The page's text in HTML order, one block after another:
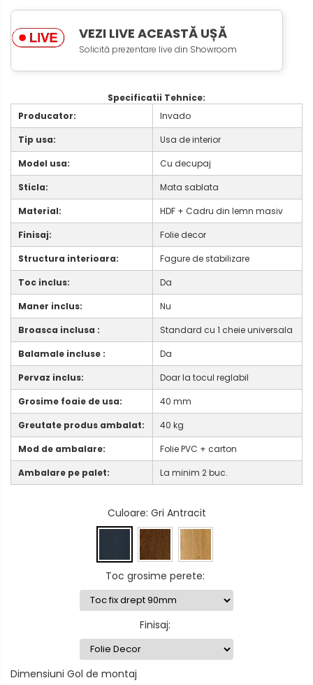
VEZI LIVE ACEASTĂ UȘĂ
Solicită prezentare live din Showroom
Specificatii Tehnice:
Producator:
Invado
Tip usa:
Usa de interior
Model usa:
Cu decupaj
Sticla:
Mata sablata
Material:
HDF + Cadru din lemn masiv
Finisaj:
Folie decor
Structura interioara:
Fagure de stabilizare
Toc inclus:
Da
Maner inclus:
Nu
Broasca inclusa :
Standard cu 1 cheie universala
Balamale incluse :
Da
Pervaz inclus:
Doar la tocul reglabil
Grosime foaie de usa:
40 mm
Greutate produs ambalat:
40 kg
Mod de ambalare:
Folie PVC + carton
Ambalare pe palet:
La minim 2 buc.
Culoare: Gri Antracit
Toc grosime perete:
Finisaj:
Dimensiuni Gol de montaj